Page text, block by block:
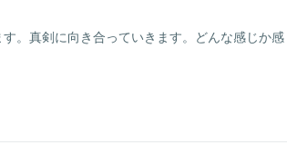
。真剣に向き合っていきます。どんな感じか感